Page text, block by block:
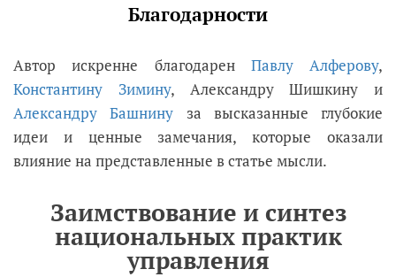
Благодарности
Автор искренне благодарен Павлу Алферову,
Константину Зимину, Александру Шишкину и
Александру Башнину за высказанные глубокие
идеи и ценные замечания, которые оказали
влияние на представленные в статье мысли.
Заимствование и синтез
национальных практик
управления